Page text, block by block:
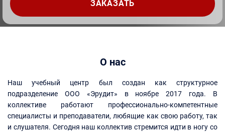
О нас
Наш учебный центр был создан как структурное
подразделение ООО «Эрудит» в ноябре 2017 года. В
коллективе работают профессионально-компетентные
специалисты и преподаватели, любящие как свою работу, так
и слушателя. Сегодня наш коллектив стремится идти в ногу со